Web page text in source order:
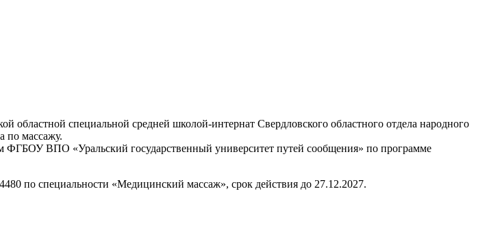
областной специальной средней школой-интернат Свердловского областного отдела народного
по массажу.
ВПО «Уральский государственный университет путей сообщения» по программе
специальности «Медицинский массаж», срок действия до 27.12.2027.